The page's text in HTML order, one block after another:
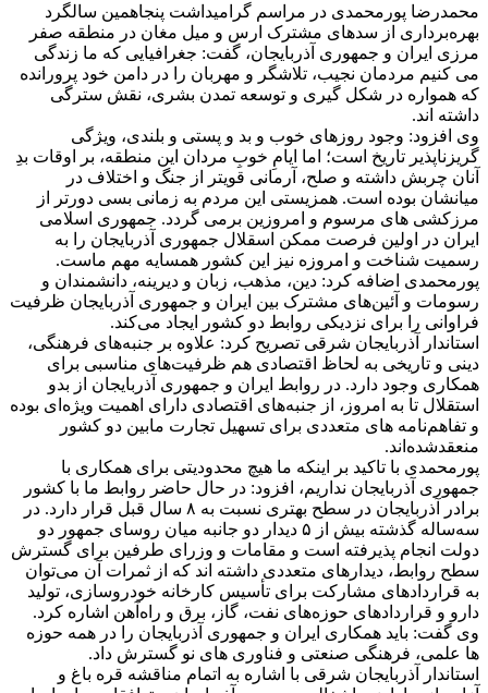
محمدرضا پورمحمدی در مراسم گرامیداشت پنجاهمین سالگرد
بهره‌برداری از سدهای مشترک ارس و میل مغان در منطقه صفر
مرزی ایران و جمهوری آذربایجان، گفت: جغرافیایی که ما زندگی
می کنیم مردمان نجیب، تلاشگر و مهربان را در دامن خود پرورانده
که همواره در شکل گیری و توسعه تمدن بشری، نقش سترگی
داشته اند.
وی افزود: وجود روزهای خوب و بد و پستی و بلندی، ویژگی
گریزناپذیر تاریخ است؛ اما ایامِ خوبِ مردان این منطقه، بر اوقات بدِ
آنان چربش داشته و صلح، آرمانی قویتر از جنگ و اختلاف در
میانشان بوده است. همزیستی این مردم به زمانی بسی دورتر از
مرزکشی های مرسوم و امروزین برمی گردد. جمهوری اسلامی
ایران در اولین فرصت ممکن اسقلال جمهوری آذربایجان را به
رسمیت شناخت و امروزه نیز این کشور همسایه مهم ماست.
پورمحمدی اضافه کرد: دین، مذهب، زبان و دیرینه، دانشمندان و
رسومات و آئین‌های مشترک بین ایران و جمهوری آذربایجان ظرفیت
فراوانی را برای نزدیکی روابط دو کشور ایجاد می‌کند.
استاندار آذربایجان شرقی تصریح کرد: علاوه بر جنبه‌های فرهنگی،
دینی و تاریخی به لحاظ اقتصادی هم ظرفیت‌های مناسبی برای
همکاری وجود دارد. در روابط ایران و جمهوری آذربایجان از بدو
استقلال تا به امروز، از جنبه‌های اقتصادی دارای اهمیت ویژه‌ای بوده
و تفاهم‌نامه های متعددی برای تسهیل تجارت مابین دو کشور
منعقدشده‌اند.
پورمحمدی با تاکید بر اینکه ما هیچ محدودیتی برای همکاری با
جمهوری آذربایجان نداریم، افزود: در حال حاضر روابط ما با کشور
برادر آذربایجان در سطح بهتری نسبت به ۸ سال قبل قرار دارد. در
سه‌ساله گذشته بیش از ۵ دیدار دو جانبه میان روسای جمهور دو
دولت انجام پذیرفته است و مقامات و وزرای طرفین برای گسترش
سطح روابط، دیدارهای متعددی داشته اند که از ثمرات آن می‌توان
به قراردادهای مشارکت برای تأسیس کارخانه خودروسازی، تولید
دارو و قراردادهای حوزه‌های نفت، گاز، برق و راه‌آهن اشاره کرد.
وی گفت: باید همکاری ایران و جمهوری آذربایجان را در همه حوزه
ها علمی، فرهنگی صنعتی و فناوری های نو گسترش داد.
استاندار آذربایجان شرقی با اشاره به اتمام مناقشه قره باغ و